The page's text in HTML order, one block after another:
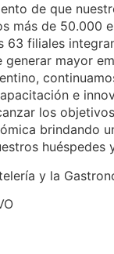
de que
más de 50.000
63 filiales
generar mayor
e
los
brindando
huéspedes
y la